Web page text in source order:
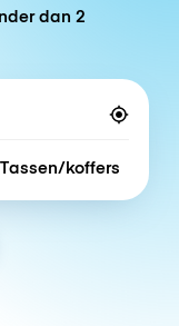
dan 2
of bags koffers